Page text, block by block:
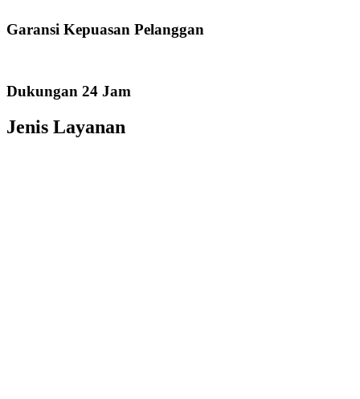
Garansi Kepuasan Pelanggan
Dukungan 24 Jam
Jenis Layanan